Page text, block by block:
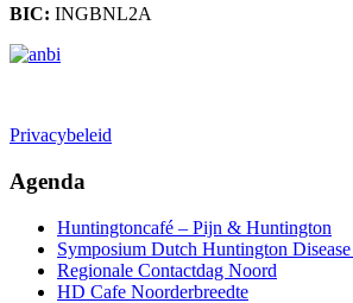
BIC: INGBNL2A
Privacybeleid
Agenda
Huntingtoncafé – Pijn & Huntington
Symposium Dutch Huntington
Regionale Contactdag Noord
HD Cafe Noorderbreedte